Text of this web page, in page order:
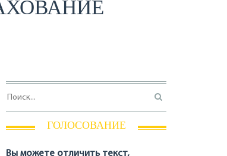
ГОЛОСОВАНИЕ
Вы можете отличить текст,